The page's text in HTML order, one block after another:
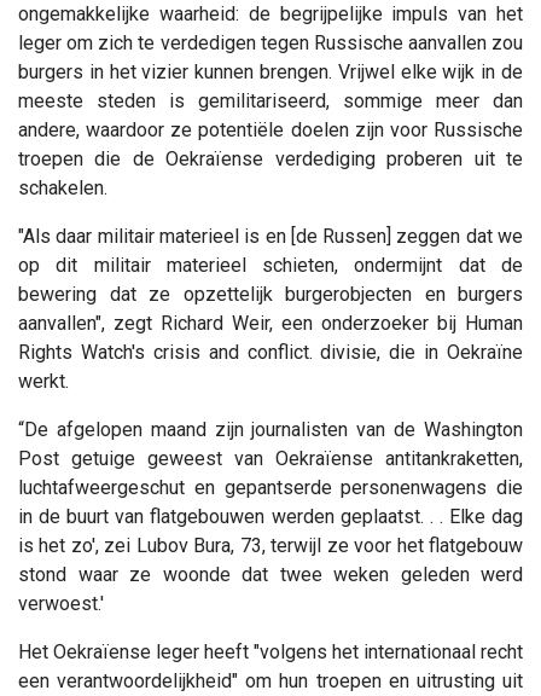
ongemakkelijke waarheid: de begrijpelijke impuls van het
leger om zich te verdedigen tegen Russische aanvallen zou
burgers in het vizier kunnen brengen. Vrijwel elke wijk in de
meeste steden is gemilitariseerd, sommige meer dan
andere, waardoor ze potentiële doelen zijn voor Russische
troepen die de Oekraïense verdediging proberen uit te
schakelen.
"Als daar militair materieel is en [de Russen] zeggen dat we
op dit militair materieel schieten, ondermijnt dat de
bewering dat ze opzettelijk burgerobjecten en burgers
aanvallen", zegt Richard Weir, een onderzoeker bij Human
Rights Watch's crisis and conflict. divisie, die in Oekraïne
werkt.
“De afgelopen maand zijn journalisten van de Washington
Post getuige geweest van Oekraïense antitankraketten,
luchtafweergeschut en gepantserde personenwagens die
in de buurt van flatgebouwen werden geplaatst. . . Elke dag
is het zo', zei Lubov Bura, 73, terwijl ze voor het flatgebouw
stond waar ze woonde dat twee weken geleden werd
verwoest.'
Het Oekraïense leger heeft "volgens het internationaal recht
een verantwoordelijkheid" om hun troepen en uitrusting uit